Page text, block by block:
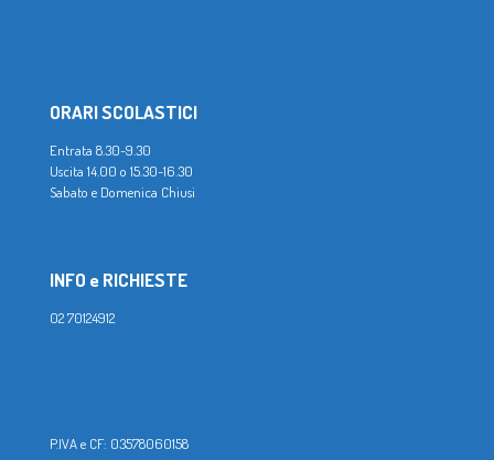
ORARI SCOLASTICI
Entrata 8.30-9.30
Uscita 14.00 o 15.30-16.30
Sabato e Domenica Chiusi
INFO e RICHIESTE
02 70124912
P.IVA e CF: 03578060158